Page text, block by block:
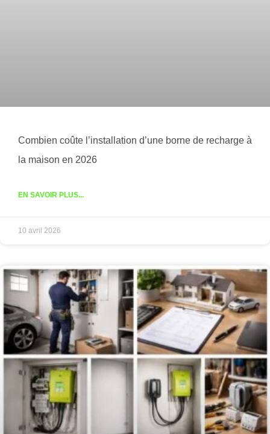
Combien coûte l’installation d’une borne de recharge à
la maison en 2026
EN SAVOIR PLUS...
10 avril 2026